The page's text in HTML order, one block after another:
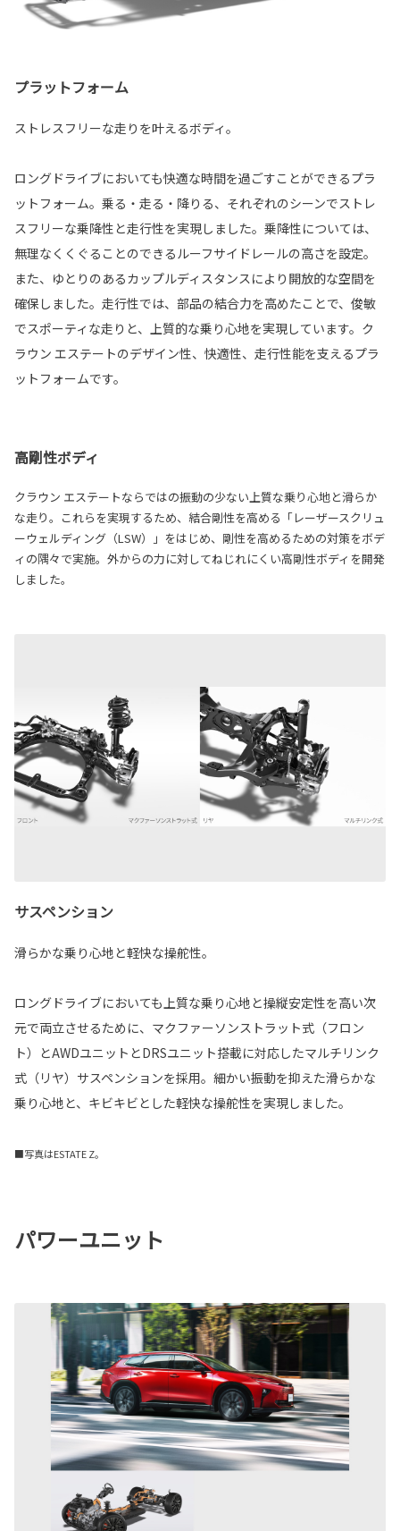
プラットフォーム
ストレスフリーな走りを叶えるボディ。
ロングドライブにおいても快適な時間を過ごすことができるプラ
ットフォーム。乗る・走る・降りる、それぞれのシーンでストレ
スフリーな乗降性と走行性を実現しました。乗降性については、
無理なくくぐることのできるルーフサイドレールの高さを設定。
また、ゆとりのあるカップルディスタンスにより開放的な空間を
確保しました。走行性では、部品の結合力を高めたことで、俊敏
でスポーティな走りと、上質的な乗り心地を実現しています。ク
ラウン エステートのデザイン性、快適性、走行性能を支えるプラ
ットフォームです。
高剛性ボディ
クラウン エステートならではの振動の少ない上質な乗り心地と滑らか
な走り。これらを実現するため、結合剛性を高める「レーザースクリュ
ーウェルディング（LSW）」をはじめ、剛性を高めるための対策をボデ
ィの隅々で実施。外からの力に対してねじれにくい高剛性ボディを開発
しました。
サスペンション
滑らかな乗り心地と軽快な操舵性。
ロングドライブにおいても上質な乗り心地と操縦安定性を高い次
元で両立させるために、マクファーソンストラット式（フロン
ト）とAWDユニットとDRSユニット搭載に対応したマルチリンク
式（リヤ）サスペンションを採用。細かい振動を抑えた滑らかな
乗り心地と、キビキビとした軽快な操舵性を実現しました。
■写真はESTATE Z。
パワーユニット